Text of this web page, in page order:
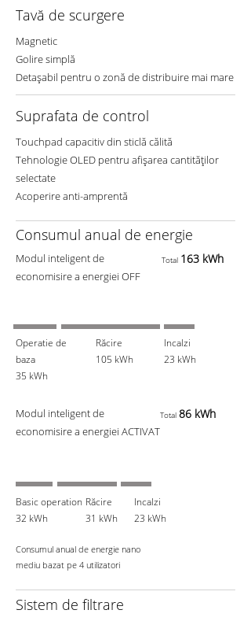
Tavă de scurgere
Magnetic
Golire simplă
Detașabil pentru o zonă de distribuire mai mare
Suprafata de control
Touchpad capacitiv din sticlă călită
Tehnologie OLED pentru afișarea cantităților
selectate
Acoperire anti-amprentă
Consumul anual de energie
Modul inteligent de
economisire a energiei OFF
Total 163 kWh
Operatie de
baza
35 kWh
Răcire
105 kWh
Incalzi
23 kWh
Modul inteligent de
economisire a energiei ACTIVAT
Total 86 kWh
Basic operation
32 kWh
Răcire
31 kWh
Incalzi
23 kWh
Consumul anual de energie nano
mediu bazat pe 4 utilizatori
Sistem de filtrare